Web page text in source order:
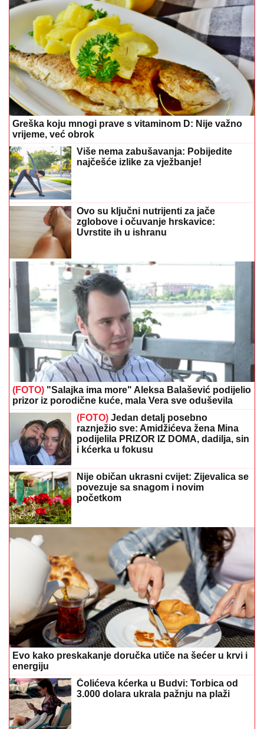
Greška koju mnogi prave s vitaminom D: Nije važno
vrijeme, već obrok
Više nema zabušavanja: Pobijedite
najčešće izlike za vježbanje!
Ovo su ključni nutrijenti za jače
zglobove i očuvanje hrskavice:
Uvrstite ih u ishranu
(FOTO) "Salajka ima more" Aleksa Balašević podijelio
prizor iz porodične kuće, mala Vera sve oduševila
(FOTO) Jedan detalj posebno
raznježio sve: Amidžićeva žena Mina
podijelila PRIZOR IZ DOMA, dadilja, sin
i kćerka u fokusu
Nije običan ukrasni cvijet: Zijevalica se
povezuje sa snagom i novim
početkom
Evo kako preskakanje doručka utiče na šećer u krvi i
energiju
Čolićeva kćerka u Budvi: Torbica od
3.000 dolara ukrala pažnju na plaži